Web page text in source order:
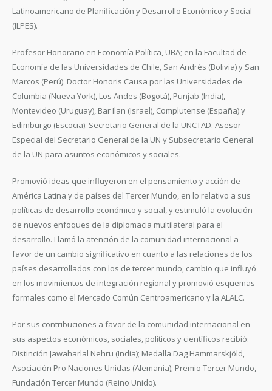
Latinoamericano de Planificación y Desarrollo Económico y Social
(ILPES).
Profesor Honorario en Economía Política, UBA; en la Facultad de
Economía de las Universidades de Chile, San Andrés (Bolivia) y San
Marcos (Perú). Doctor Honoris Causa por las Universidades de
Columbia (Nueva York), Los Andes (Bogotá), Punjab (India),
Montevideo (Uruguay), Bar Ilan (Israel), Complutense (España) y
Edimburgo (Escocia). Secretario General de la UNCTAD. Asesor
Especial del Secretario General de la UN y Subsecretario General
de la UN para asuntos económicos y sociales.
Promovió ideas que influyeron en el pensamiento y acción de
América Latina y de países del Tercer Mundo, en lo relativo a sus
políticas de desarrollo económico y social, y estimuló la evolución
de nuevos enfoques de la diplomacia multilateral para el
desarrollo. Llamó la atención de la comunidad internacional a
favor de un cambio significativo en cuanto a las relaciones de los
países desarrollados con los de tercer mundo, cambio que influyó
en los movimientos de integración regional y promovió esquemas
formales como el Mercado Común Centroamericano y la ALALC.
Por sus contribuciones a favor de la comunidad internacional en
sus aspectos económicos, sociales, políticos y científicos recibió:
Distinción Jawaharlal Nehru (India); Medalla Dag Hammarskjöld,
Asociación Pro Naciones Unidas (Alemania); Premio Tercer Mundo,
Fundación Tercer Mundo (Reino Unido).